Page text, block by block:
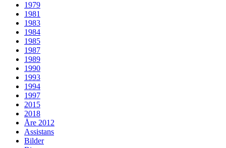
1979
1981
1983
1984
1985
1987
1989
1990
1993
1994
1997
2015
2018
Åre 2012
Assistans
Bilder